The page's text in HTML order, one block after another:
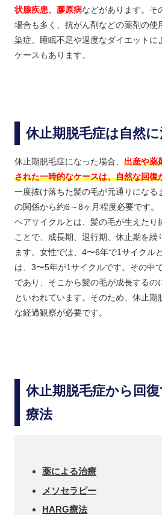
状腺疾患、膠原病などがあります。そ
場合も多く、抗がん剤などの薬剤の使
染症、睡眠不足や過度なダイエットに
ケースもあります。
休止期脱毛症は自然に
休止期脱毛症になった場合、 出産や薬
された一時的なケースは、自然な回復
一度抜け落ちた髪の毛が元通りになる
の関係から約6～8ヶ月程度必要です。
ヘアサイクルとは、髪の毛が生えたり
ことで、成長期、退行期、休止期を繰
ます。女性では、4〜6年で1サイクル
は、3〜5年が1サイクルです。その中
であり、そこから髪の毛が成長するの
といわれています。そのため、休止期
な経過観察が必要です。
休止期脱毛症から回
療法
薬による治療
メソセラピー
HARG療法